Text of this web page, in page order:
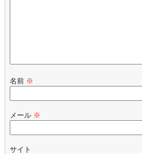
名前 ※
メール ※
サイト